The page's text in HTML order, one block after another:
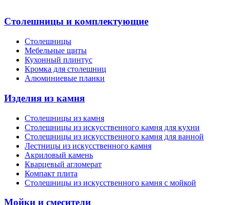
Столешницы и комплектующие
Столешницы
Мебельные щиты
Кухонный плинтус
Кромка для столешниц
Алюминиевые планки
Изделия из камня
Столешницы из камня
Cтолешницы из искусственного камня для кухни
Cтолешницы из искусственного камня для ванной
Лестницы из искусственного камня
Акриловый камень
Кварцевый агломерат
Компакт плита
Столешницы из искусственного камня с мойкой
Мойки и смесители